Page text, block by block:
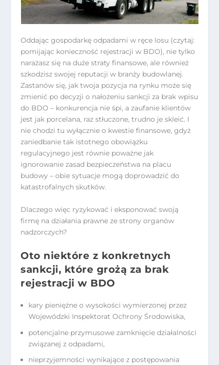
Oddając gospodarkę odpadami w ręce losu (czytaj:
pomijając konieczność rejestracji w BDO), nie tylko
narażasz się na duże straty finansowe, ale również
szkodzisz swojej reputacji w branży budowlanej.
Zastanów się, jak twoja pozycja na rynku może się
zmienić po decyzji o nałożeniu sankcji za brak wpisu
do BDO – konkurencja nie śpi, a zaufanie klientów
jest jak porcelana, raz stłuczone, trudno je skleić. I
nie chodzi tu wyłącznie o kwestie finansowe, gdyż
zaniedbanie tak istotnego obowiązku
regulacyjnego jest równie poważne jak
ignorowanie zasad bezpieczeństwa na placu
budowy – obie sytuacje mogą doprowadzić do
katastrofalnych skutków.
Dlaczego więc ryzykować i eksponować swoją
firmę na działania prawne ze strony organów
nadzorczych?
Oto niektóre z konkretnych
sankcji, które grożą za brak
rejestracji w BDO
kary pieniężne o wysokości wymierzonej przez
Wojewódzki Inspektorat Ochrony Środowiska,
potencjalne przymusowe zamknięcie działalności
związanej z odpadami,
nieprzyjemności wynikające z postępowania